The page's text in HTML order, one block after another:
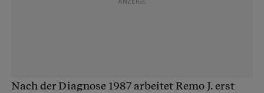
Nach der Diagnose 1987 arbeitet Remo J. erst